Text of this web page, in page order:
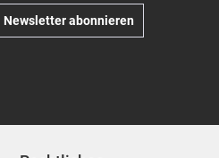
Newsletter abonnieren